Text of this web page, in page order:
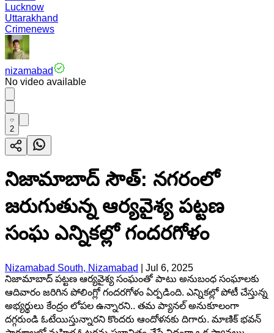
Lucknow
Uttarakhand
Crimenews
nizamabad
No video available
2
నిజామాబాద్ సౌత్: నగరంలో
జరుగుతున్న ఆర్యవైశ్య పట్టణ
సంఘ ఎన్నికల్లో గందరగోళం
Nizamabad South, Nizamabad
Jul 6, 2025
నిజామాబాద్ పట్టణ ఆర్యవైశ్య సంఘంతో పాటు అనుబంధ సంఘాలకు
ఆదివారం జరిగిన పోలింగ్లో గందరగోళం ఏర్పడింది. ఎన్నికల్లో పోటీ చేస్తున్న
అభ్యర్థులు కేంద్రం లోపల ఉన్నారని.. తమ ప్యానల్ అనుకూలంగా
దగ్గరుండి ఓటేయిస్తున్నారని కొందరు ఆందోళనకు దిగారు. మాణిక్ భవన్